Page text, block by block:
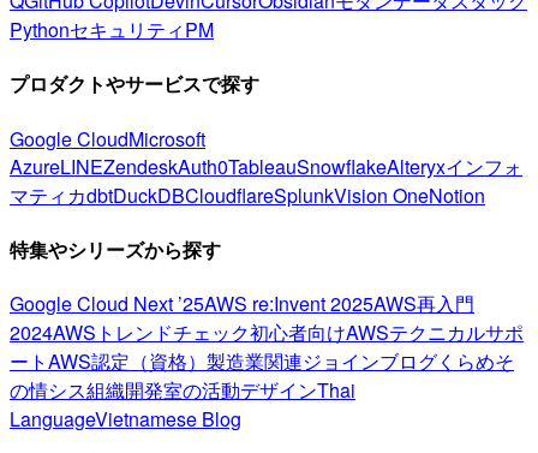
PythonセキュリティPM
プロダクトやサービスで探す
Google CloudMicrosoft
AzureLINEZendeskAuth0TableauSnowflakeAlteryxインフォ
マティカdbtDuckDBCloudflareSplunkVision OneNotion
特集やシリーズから探す
Google Cloud Next ’25AWS re:Invent 2025AWS再入門
2024AWSトレンドチェック初心者向けAWSテクニカルサポ
ートAWS認定（資格） 製造業関連ジョインブログくらめそ
の情シス組織開発室の活動デザインThai
LanguageVietnamese Blog